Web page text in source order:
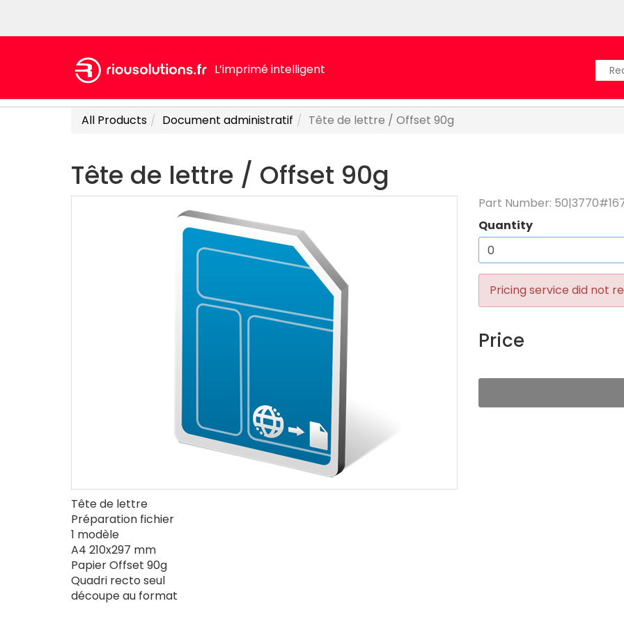
L’imprimé intelligent
All Products Document administratif Tête de lettre / Offset 90g
Tête de lettre / Offset 90g
Tête de lettre
Préparation fichier
1 modèle
A4 210x297 mm
Papier Offset 90g
Quadri recto seul
découpe au format
Part Number:
Quantity
Pricing service did not
Price